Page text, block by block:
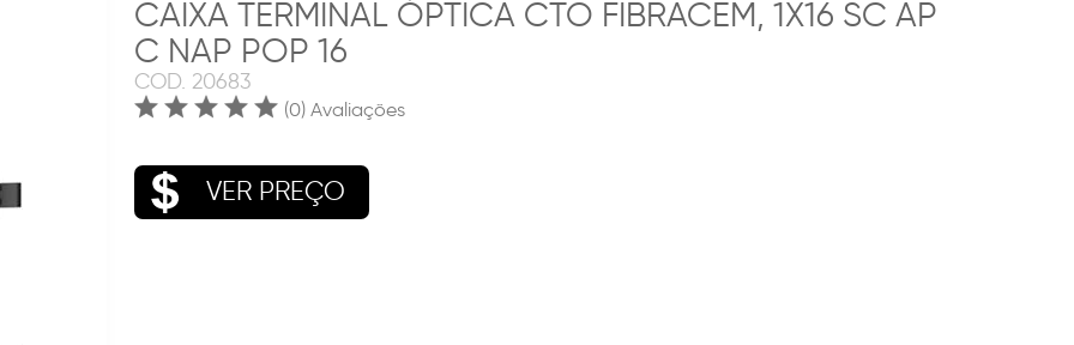
CAIXA TERMINAL ÓPTICA CTO FIBRACEM, 1X16 SC AP
C NAP POP 16
COD. 20683
(0) Avaliações
VER PREÇO